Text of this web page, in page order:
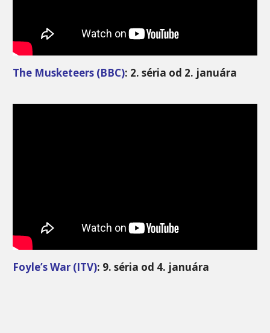
The Musketeers (BBC): 2. séria od 2. januára
Foyle’s War (ITV): 9. séria od 4. januára